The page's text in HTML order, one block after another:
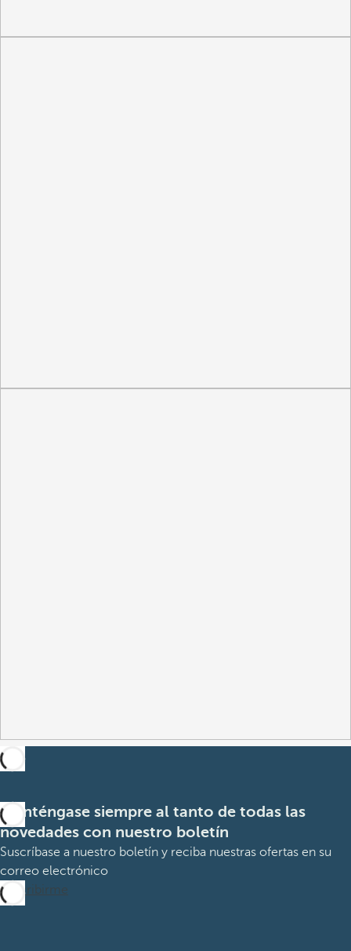
Manténgase siempre al tanto de todas las
novedades con nuestro boletín
Suscríbase a nuestro boletín y reciba nuestras ofertas en su
correo electrónico
Suscribirme